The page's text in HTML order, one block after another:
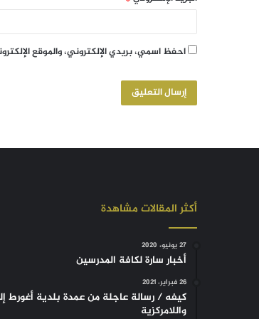
احفظ اسمي، بريدي الإلكتروني، والموقع
أكثر المقالات مشاهدة
27 يونيو، 2020
أخبار سارة لكافة المدرسين
26 فبراير، 2021
كيفه / رسالة عاجلة من عمدة بلدية أغورط
واللامركزية